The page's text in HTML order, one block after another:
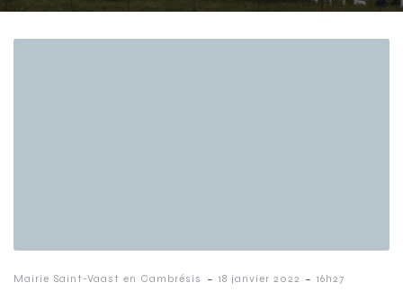
Mairie Saint-Vaast en Cambrésis - 18 janvier 2022 - 16h27